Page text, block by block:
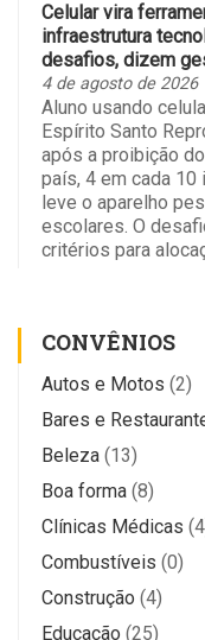
Celular vira
infraestrutura
desafios, dizem
4 de agosto de 2026
Aluno usando
Espírito Santo
após a proibição
país, 4 em cada
leve o aparelho
escolares. O
critérios para
CONVÊNIOS
Autos e Motos (2)
Bares e
Beleza (13)
Boa forma (8)
Clínicas Médicas
Combustíveis (0)
Construção (4)
Educação (25)